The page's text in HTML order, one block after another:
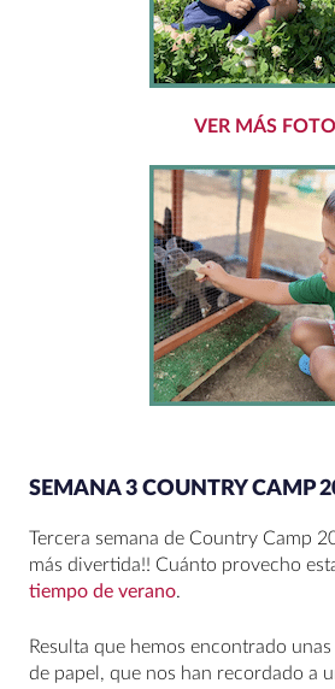
VER MÁS
SEMANA 3 COUNTRY CAMP
Tercera semana de Country Camp
más divertida!! Cuánto provecho
tiempo de verano.
Resulta que hemos encontrado
de papel, que nos han recordado a